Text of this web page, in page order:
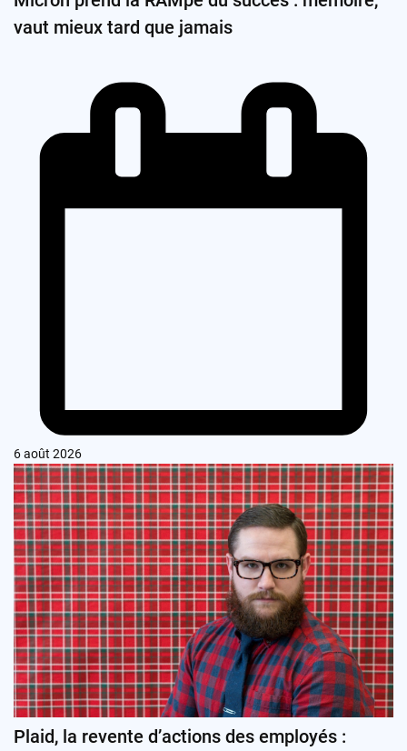
vaut mieux tard que jamais
6 août 2026
Plaid, la revente d’actions des employés :